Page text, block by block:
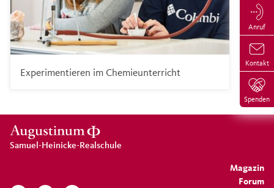
Anruf
Kontakt
Spenden
Experimentieren im Chemieunterricht
Magazin
Forum
Samuel-Heinicke-Realschule